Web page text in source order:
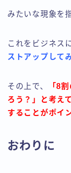
みたいな現象を
これをビジネス
ストアップして
その上で、
「8
ろう？」と考え
することがポイ
おわりに